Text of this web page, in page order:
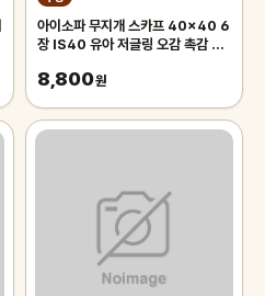
아이소파 무지개 스카프 40x40 6
장 IS40 유아 저글링 오감 촉감 놀
8,800원